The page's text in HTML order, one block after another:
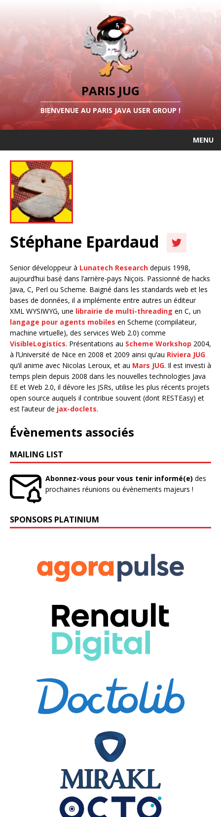
PARIS JUG
BIENVENUE AU PARIS JAVA USER GROUP !
MENU
Stéphane Epardaud
Senior développeur à Lunatech Research depuis 1998,
aujourd’hui basé dans l’arrière-pays Niçois. Passionné de hacks
Java, C, Perl ou Scheme. Baigné dans les standards web et les
bases de données, il a implémente entre autres un éditeur
XML WYSIWYG, une librairie de multi-threading en C, un
langage pour agents mobiles en Scheme (compilateur,
machine virtuelle), des services Web 2.0) comme
VisibleLogistics. Présentations au Scheme Workshop 2004,
à l’Université de Nice en 2008 et 2009 ainsi qu’au Riviera JUG
qu’il anime avec Nicolas Leroux, et au Mars JUG. Il est investi à
temps plein depuis 2008 dans les nouvelles technologies Java
EE et Web 2.0, il dévore les JSRs, utilise les plus récents projets
open source auquels il contribue souvent (dont RESTEasy) et
est l’auteur de jax-doclets.
Évènements associés
MAILING LIST
Abonnez-vous pour vous tenir informé(e) des
prochaines réunions ou évènements majeurs !
SPONSORS PLATINIUM